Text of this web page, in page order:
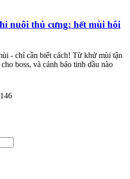
nuôi thú cưng: hết mùi hôi
- chỉ cần biết cách! Từ khử mùi tận
boss, và cảnh báo tinh dầu nào
146